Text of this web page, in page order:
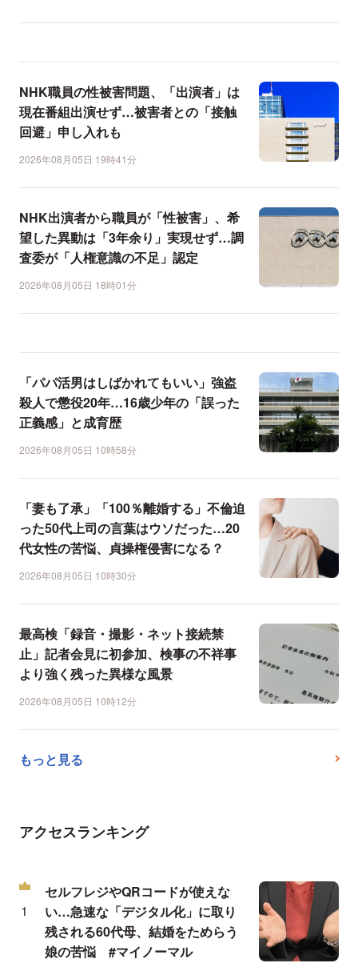
NHK職員の性被害問題、「出演者」は
現在番組出演せず…被害者との「接触
回避」申し入れも
2026年08月05日 19時41分
NHK出演者から職員が「性被害」、希
望した異動は「3年余り」実現せず…調
査委が「人権意識の不足」認定
2026年08月05日 18時01分
「パパ活男はしばかれてもいい」強盗
殺人で懲役20年…16歳少年の「誤った
正義感」と成育歴
2026年08月05日 10時58分
「妻も了承」「100％離婚する」不倫迫
った50代上司の言葉はウソだった…20
代女性の苦悩、貞操権侵害になる？
2026年08月05日 10時30分
最高検「録音・撮影・ネット接続禁
止」記者会見に初参加、検事の不祥事
より強く残った異様な風景
2026年08月05日 10時12分
もっと見る
アクセスランキング
セルフレジやQRコードが使えな
い…急速な「デジタル化」に取り
残される60代母、結婚をためらう
娘の苦悩 #マイノーマル